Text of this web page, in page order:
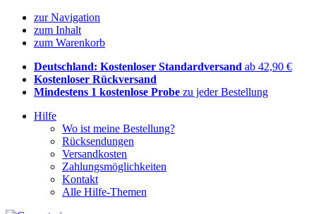
zur Navigation
zum Inhalt
zum Warenkorb
Deutschland: Kostenloser Standardversand ab 42,90 €
Kostenloser Rückversand
Mindestens 1 kostenlose Probe zu jeder Bestellung
Hilfe
Wo ist meine Bestellung?
Rücksendungen
Versandkosten
Zahlungsmöglichkeiten
Kontakt
Alle Hilfe-Themen